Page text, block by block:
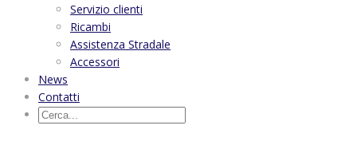
Servizio clienti
Ricambi
Assistenza Stradale
Accessori
News
Contatti